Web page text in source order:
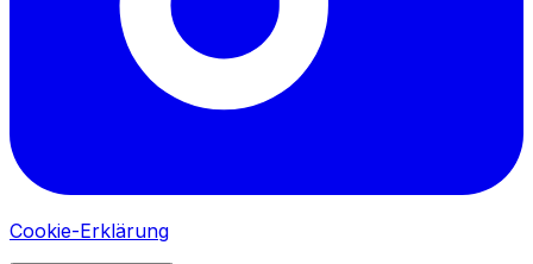
Cookie-Erklärung